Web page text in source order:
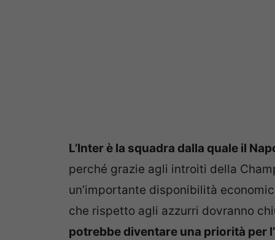
L’Inter è la squadra dalla quale il
perché grazie agli introiti della
un’importante disponibilità
che rispetto agli azzurri dovranno
potrebbe diventare una priorità per